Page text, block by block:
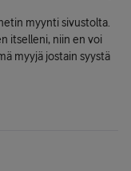
myynti sivustolta.
itselleni, niin en voi
myyjä jostain syystä